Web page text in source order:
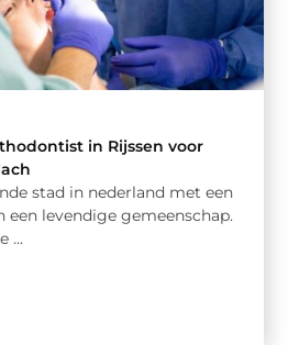
in Rijssen voor
stad in nederland met een
een levendige gemeenschap.
...